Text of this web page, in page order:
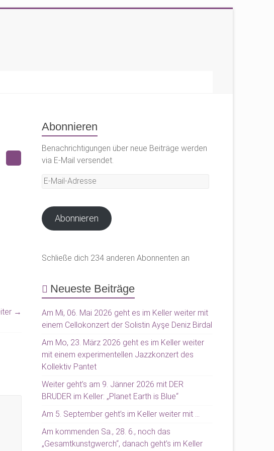
→
Abonnieren
Benachrichtigungen über neue Beiträge werden
via E-Mail versendet.
E-
Abonnieren
Schließe dich 234 anderen Abonnenten an
Neueste Beiträge
Am Mi, 06. Mai 2026 geht es im Keller weiter mit
einem Cellokonzert der Solistin Ayşe Deniz Birdal
Am Mo, 23. März 2026 geht es im Keller weiter
mit einem experimentellen Jazzkonzert des
Kollektiv Pantet
Weiter geht’s am 9. Jänner 2026 mit DER
BRUDER im Keller: „Planet Earth is Blue“
Am 5. September geht’s im Keller weiter mit …
Am kommenden Sa., 28. 6., noch das
„Gesamtkunstgwerch“, danach geht’s im Keller